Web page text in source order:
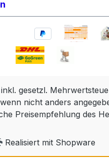
gesetzl.
nicht anders
Preisempfehlung des
Realisiert mit Shopware